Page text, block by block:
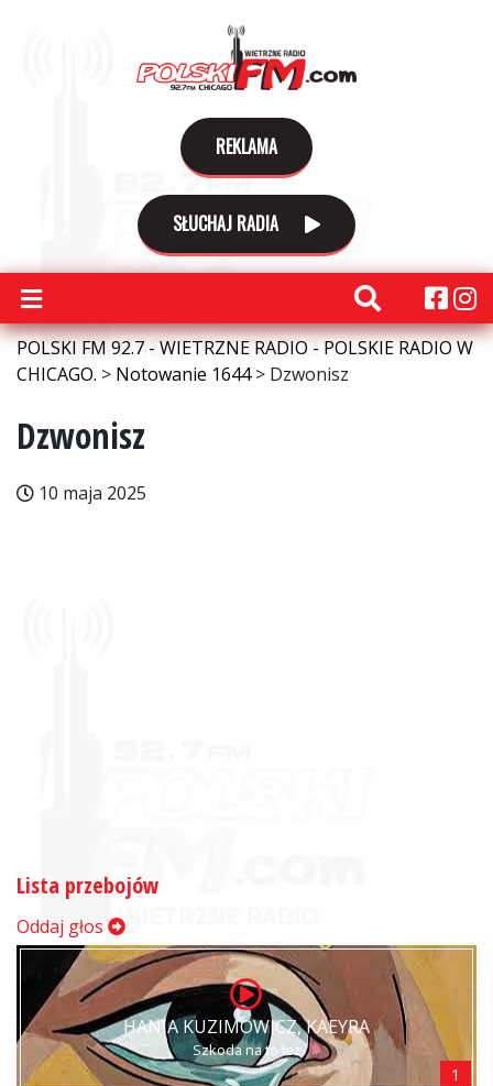
REKLAMA
SŁUCHAJ RADIA
POLSKI FM 92.7 - WIETRZNE RADIO - POLSKIE RADIO W
CHICAGO. > Notowanie 1644> Dzwonisz
Dzwonisz
10 maja 2025
Lista przebojów
Oddaj głos
HANIA KUZIMOWICZ, KAEYRA
Szkoda na to łez
1